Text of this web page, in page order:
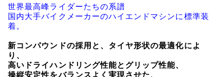
世界最高峰ライダーたちの系譜
国内大手バイクメーカーのハイエンドマシンに標準装
着。
新コンパウンドの採用と、タイヤ形状の最適化によ
り、
高いドライハンドリング性能とグリップ性能、
操縦安定性をバランスよく実現させた、